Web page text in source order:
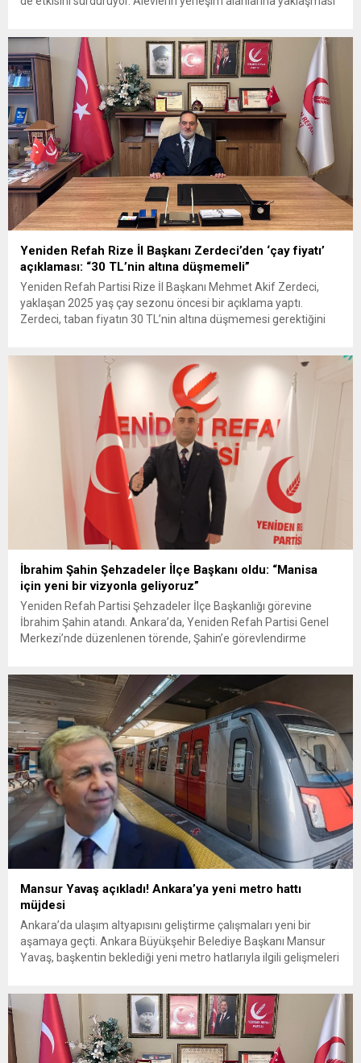
ekipler hem de vatandaşlar yoğun bir şekilde müdahalede
bulundu. Orman...
Yeniden Refah Rize İl Başkanı Zerdeci’den ‘çay fiyatı’
açıklaması: “30 TL’nin altına düşmemeli”
Yeniden Refah Partisi Rize İl Başkanı Mehmet Akif Zerdeci,
yaklaşan 2025 yaş çay sezonu öncesi bir açıklama yaptı.
Zerdeci, taban fiyatın 30 TL’nin altına düşmemesi gerektiğini
fiyata çevrilmişken, Yeniden Refah Partisi Rize...
İbrahim Şahin Şehzadeler İlçe Başkanı oldu: “Manisa
için yeni bir vizyonla geliyoruz”
Yeniden Refah Partisi Şehzadeler İlçe Başkanlığı görevine
İbrahim Şahin atandı. Ankara’da, Yeniden Refah Partisi Genel
Merkezi’nde düzenlenen törende, Şahin’e görevlendirme
Şahin, Manisa’nın yıllardır kronikleşmiş sorunlarına dikkat çekti.
Özellikle Şehzadeler ilçesindeki imar problemi, otopark
yetersizliği ve kentsel...
Mansur Yavaş açıkladı! Ankara’ya yeni metro hattı
müjdesi
Ankara’da ulaşım altyapısını geliştirme çalışmaları yeni bir
aşamaya geçti. Ankara Büyükşehir Belediye Başkanı Mansur
Yavaş, başkentin beklediği yeni metro hatlarıyla ilgili gelişmeleri
süredir beklenen Dikimevi – Natoyolu Metro Hattı için ihale
sürecinin tamamlandığını açıkladı. Sözleşmenin
imzalanmasının ardından...